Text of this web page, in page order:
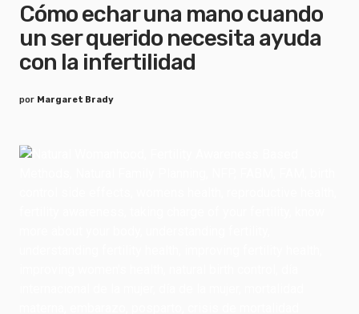
Cómo echar una mano cuando
un ser querido necesita ayuda
con la infertilidad
por Margaret Brady